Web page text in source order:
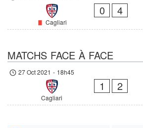
Cagliari
0 4
MATCHS FACE À FACE
27 Oct 2021 - 18h45
Cagliari
1 2